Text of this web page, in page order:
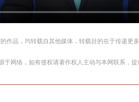
作品，均转载自其他媒体，转载目的在于传递更
网络，如有侵权请著作权人主动与本网联系，提